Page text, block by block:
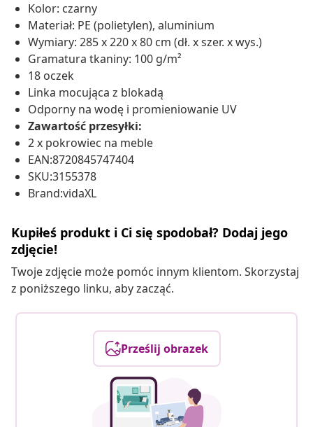
Kolor: czarny
Materiał: PE (polietylen), aluminium
Wymiary: 285 x 220 x 80 cm (dł. x szer. x wys.)
Gramatura tkaniny: 100 g/m²
18 oczek
Linka mocująca z blokadą
Odporny na wodę i promieniowanie UV
Zawartość przesyłki:
2 x pokrowiec na meble
EAN:8720845747404
SKU:3155378
Brand:vidaXL
Kupiłeś produkt i Ci się spodobał? Dodaj jego
zdjęcie!
Twoje zdjęcie może pomóc innym klientom. Skorzystaj
z poniższego linku, aby zacząć.
Prześlij obrazek